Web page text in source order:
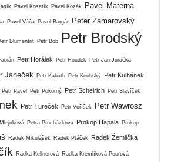
Pavel Kosatík Pavel Kozák Pavel Materna
Pavel Váňa Pavol Bargár Peter Zamarovský
Blumentrit Petr Bob Petr Brodský
Petr Horálek Petr Houdek Petr Jan Juračka
Janeček Petr Kabáth Petr Koubský Petr Kulhánek
Petr Pavel Petr Pokorný Petr Scheirich Petr Slavíček
Petr Tureček Petr Voříšek
Petr Wawrosz
Petra Procházková Prokop Hapala Prokop
Radek Mikulášek Radek Ptáček Radek Žemlička
Radka Kellnerová Radka Kremlíková Pourová